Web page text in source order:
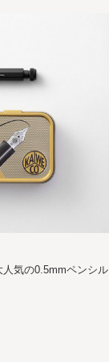
気の0.5mmペンシル